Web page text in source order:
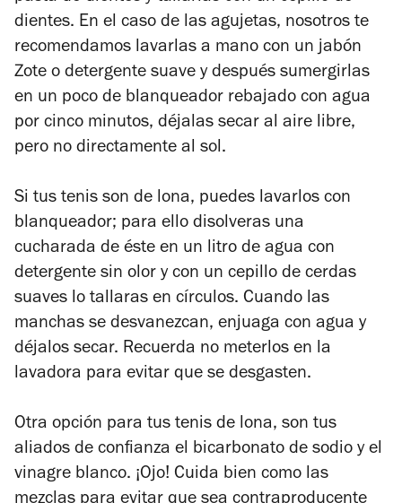
dientes. En el caso de las agujetas, nosotros te
recomendamos lavarlas a mano con un jabón
Zote o detergente suave y después sumergirlas
en un poco de blanqueador rebajado con agua
por cinco minutos, déjalas secar al aire libre,
pero no directamente al sol.
Si tus tenis son de lona, puedes lavarlos con
blanqueador; para ello disolveras una
cucharada de éste en un litro de agua con
detergente sin olor y con un cepillo de cerdas
suaves lo tallaras en círculos. Cuando las
manchas se desvanezcan, enjuaga con agua y
déjalos secar. Recuerda no meterlos en la
lavadora para evitar que se desgasten.
Otra opción para tus tenis de lona, son tus
aliados de confianza el bicarbonato de sodio y el
vinagre blanco. ¡Ojo! Cuida bien como las